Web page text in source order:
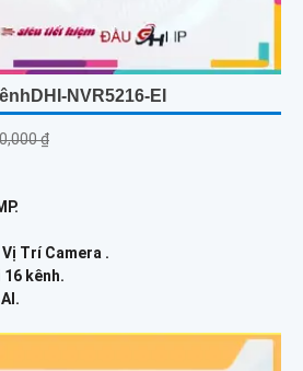
NVR5216-EI
₫
Trí Camera .
16 kênh.